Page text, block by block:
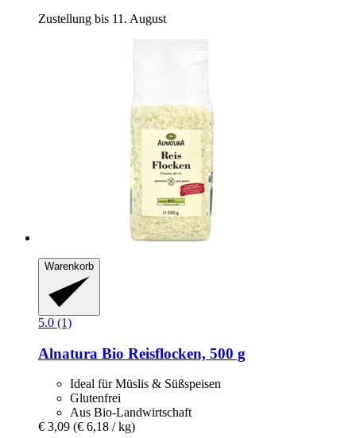
Zustellung bis 11. August
Warenkorb
5.0 (1)
Alnatura Bio Reisflocken, 500 g
Ideal für Müslis & Süßspeisen
Glutenfrei
Aus Bio-Landwirtschaft
€ 3,09 (€ 6,18 / kg)